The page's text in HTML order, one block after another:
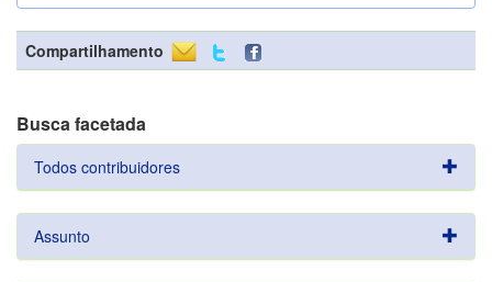
Compartilhamento
Busca facetada
Todos contribuidores
Assunto